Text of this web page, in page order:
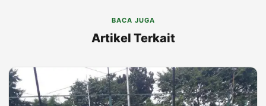
BACA JUGA
Artikel Terkait